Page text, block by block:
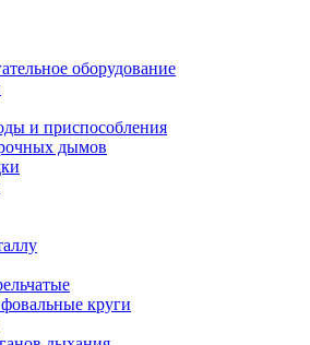
оборудование
и приспособления
дымов
круги